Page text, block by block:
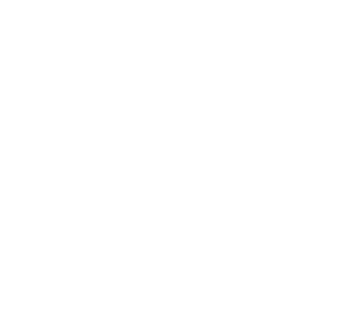
की हत्या….पुलिस